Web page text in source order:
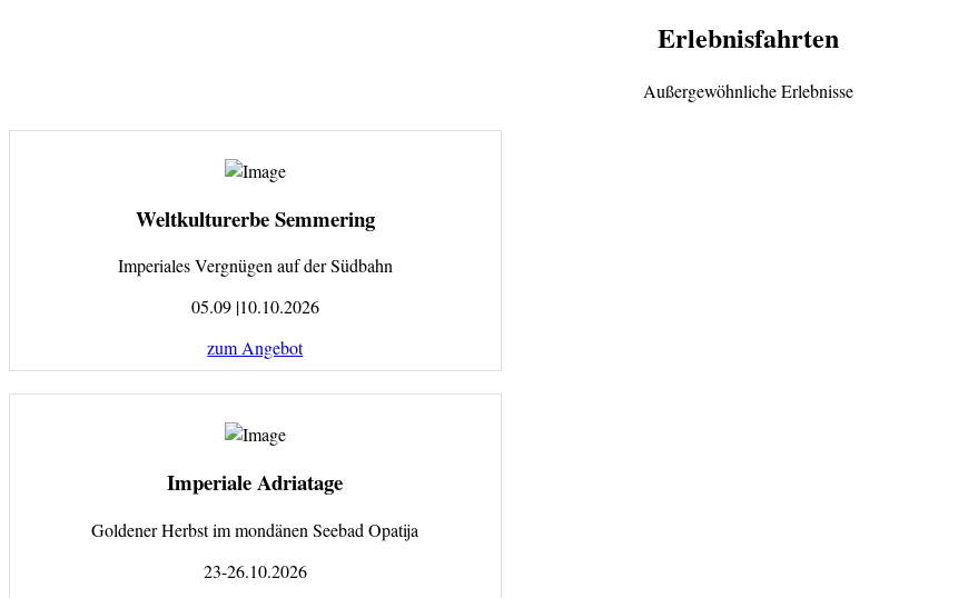
Erlebnisfahrten
Außergewöhnliche Erlebnisse
Weltkulturerbe Semmering
Imperiales Vergnügen auf der Südbahn
05.09 |10.10.2026
zum Angebot
Imperiale Adriatage
Goldener Herbst im mondänen Seebad Opatija
23-26.10.2026